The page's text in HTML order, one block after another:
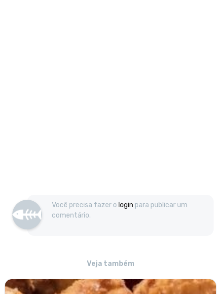
Você precisa fazer o login para publicar um
comentário.
Veja também